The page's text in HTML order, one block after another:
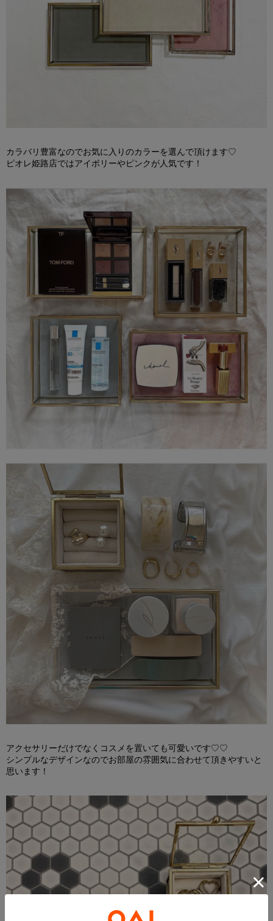
カラバリ豊富なのでお気に入りのカラーを選んで頂けます♡
ピオレ姫路店ではアイボリーやピンクが人気です！
アクセサリーだけでなくコスメを置いても可愛いです♡♡
シンプルなデザインなのでお部屋の雰囲気に合わせて頂きやすいと
思います！